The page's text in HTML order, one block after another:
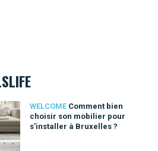
WELCOME Comment bien
choisir son mobilier pour
s'installer à Bruxelles ?
mobilier pour s'installer à